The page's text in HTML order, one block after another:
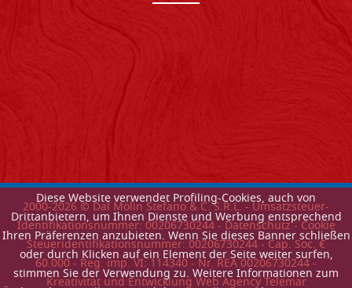
Diese Website verwendet Profiling-Cookies, auch von
Drittanbietern, um Ihnen Dienste und Werbung entsprechend
Ihren Präferenzen anzubieten. Wenn Sie dieses Banner schließen
oder durch Klicken auf ein Element der Seite weiter surfen,
stimmen Sie der Verwendung zu. Weitere Informationen zum
2000-2026© Dal Molin Stefano & C. S.R.L. - Umsatzsteuer-
Identifikationsnummer: 00206730244 -Datenschutz-Cookie
Steueridentifikationsnummer: 00206730244 - Cap. Soc. €
60.000 - Reg. imp. VI: 114340 - Nr. REA 00206730244 -
Kreativitat und Entwicklung Web Agency Telemar